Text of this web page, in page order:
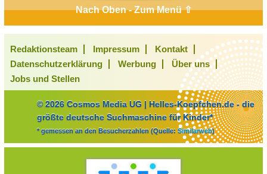
Nach Oben - Zum Menü ⇧
Redaktionsteam Impressum
Kontakt
Datenschutzerklärung
Werbung
Über uns
Jobs und Stellen
© 2026 Cosmos Media UG | Helles-Koepfchen.de - die
größte deutsche Suchmaschine für Kinder*
* gemessen an den Besucherzahlen (Quelle: Similarweb)